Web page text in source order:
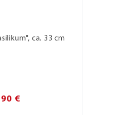
ca. 33 cm
€